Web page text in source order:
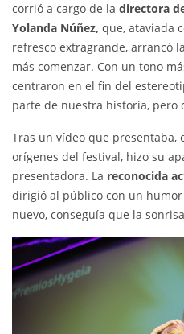
corrió a cargo de la directora
Yolanda Núñez, que, ataviada
refresco extragrande, arrancó
más comenzar. Con un tono
centraron en el fin del
parte de nuestra historia, pero
Tras un vídeo que presentaba,
orígenes del festival, hizo su
presentadora. La reconocida
dirigió al público con un
nuevo, conseguía que la